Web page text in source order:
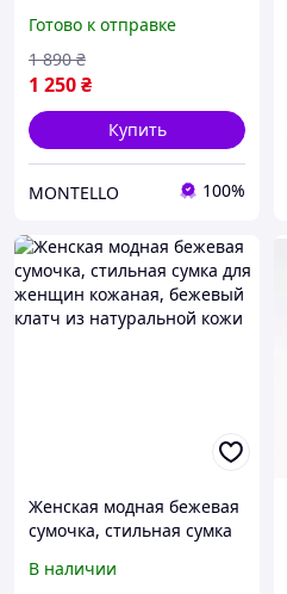
кошелек на молнии.
Готово к отправке
1 250₴
1 890 ₴
Купить
MONTELLO 100%
Женская модная бежевая
сумочка, стильная сумка
бежевый клатч из
В наличии